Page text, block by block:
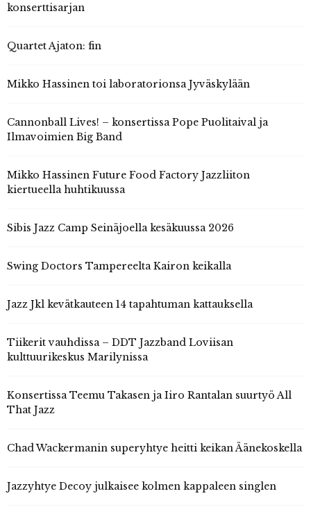
konserttisarjan
Quartet Ajaton: fin
Mikko Hassinen toi laboratorionsa Jyväskylään
Cannonball Lives! – konsertissa Pope Puolitaival ja
Ilmavoimien Big Band
Mikko Hassinen Future Food Factory Jazzliiton
kiertueella huhtikuussa
Sibis Jazz Camp Seinäjoella kesäkuussa 2026
Swing Doctors Tampereelta Kairon keikalla
Jazz Jkl kevätkauteen 14 tapahtuman kattauksella
Tiikerit vauhdissa – DDT Jazzband Loviisan
kulttuurikeskus Marilynissa
Konsertissa Teemu Takasen ja Iiro Rantalan suurtyö All
That Jazz
Chad Wackermanin superyhtye heitti keikan Äänekoskella
Jazzyhtye Decoy julkaisee kolmen kappaleen singlen